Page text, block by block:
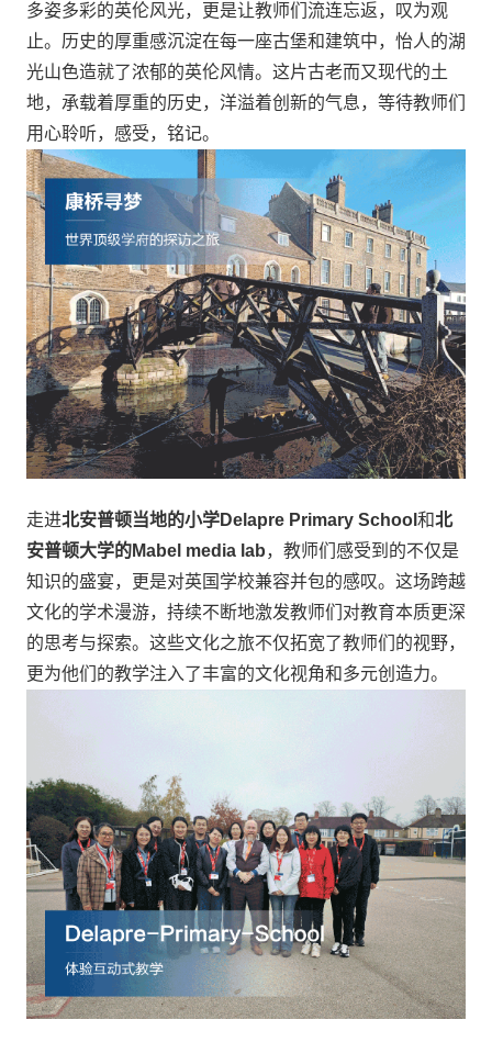
多姿多彩的英伦风光，更是让教师们流连忘返，叹为观
止。历史的厚重感沉淀在每一座古堡和建筑中，怡人的湖
光山色造就了浓郁的英伦风情。这片古老而又现代的土
地，承载着厚重的历史，洋溢着创新的气息，等待教师们
用心聆听，感受，铭记。
走进北安普顿当地的小学Delapre Primary School 和北
安普顿大学的Mabel media lab，教师们感受到的不仅是
知识的盛宴，更是对英国学校兼容并包的感叹。这场跨越
文化的学术漫游，持续不断地激发教师们对教育本质更深
的思考与探索。这些文化之旅不仅拓宽了教师们的视野，
更为他们的教学注入了丰富的文化视角和多元创造力。